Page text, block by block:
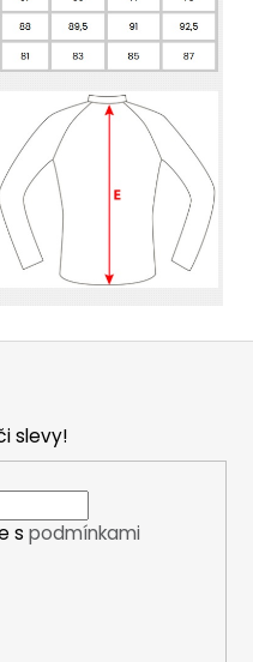
slevy!
s podmínkami